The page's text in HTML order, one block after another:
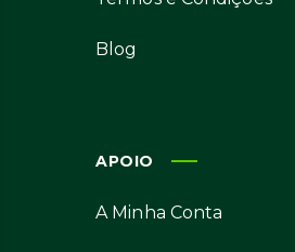
Blog
APOIO
A Minha Conta